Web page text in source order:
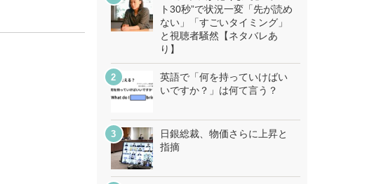
ト30秒”で状況一変「先が読め
ない」「すごいタイミング」
と視聴者騒然【ネタバレあ
り】
英語で「何を持っていけばい
いですか？」は何て言う？
日銀総裁、物価さらに上昇と
指摘